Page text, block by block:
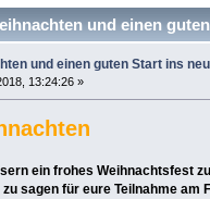
und einen
und einen guten Start ins
13:24:26 »
ein frohes Weihnachtsfest
sagen für eure Teilnahme am